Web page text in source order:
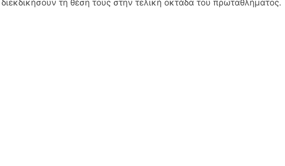
διεκδικήσουν τη θέση τους στην τελική οκτάδα του πρωταθλήματος.